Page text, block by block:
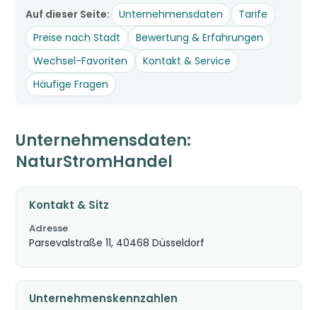
Auf dieser Seite: Unternehmensdaten
Tarife
Preise nach Stadt
Bewertung & Erfahrungen
Wechsel-Favoriten
Kontakt & Service
Häufige Fragen
Unternehmensdaten:
NaturStromHandel
Kontakt & Sitz
Adresse
Parsevalstraße 11, 40468 Düsseldorf
Unternehmenskennzahlen